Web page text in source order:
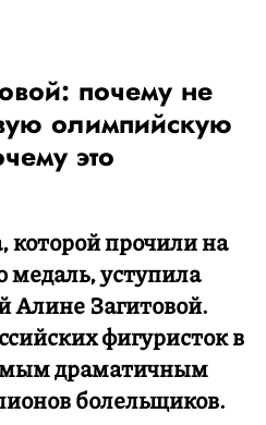
почему не
олимпийскую
это
которой прочили на
уступила
Алине Загитовой.
фигуристок в
драматичным
болельщиков.